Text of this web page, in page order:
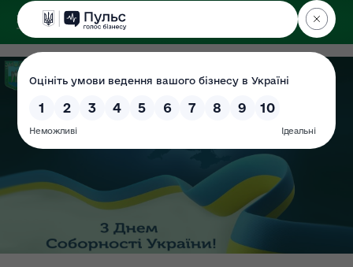
ДЕРЖЕКОІНСПЕКЦІЯ
у Хмельницькій області